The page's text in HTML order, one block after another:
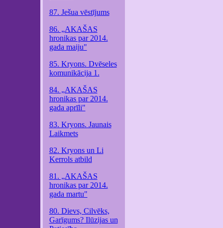
87. Ješua vēstījums
86. „AKAŠAS
hronikas par 2014.
gada maiju"
85. Kryons. Dvēseles
komunikācija 1.
84. „AKAŠAS
hronikas par 2014.
gada aprīli"
83. Kryons. Jaunais
Laikmets
82. Kryons un Li
Kerrols atbild
81. „AKAŠAS
hronikas par 2014.
gada martu"
80. Dievs, Cilvēks,
Garīgums? Ilūzijas un